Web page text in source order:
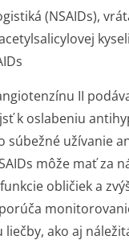
(NSAIDs),
II
k oslabeniu
súbežné užívanie
môže mať za
obličiek a
liečby, ako aj